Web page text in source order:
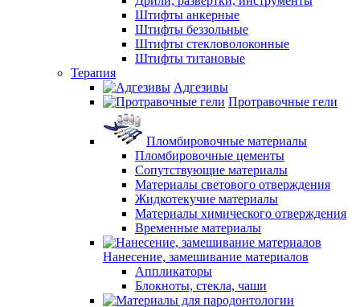
Штифты анкерные
Штифты беззольные
Штифты стекловолоконные
Штифты титановые
Терапия
Адгезивы
Протравочные гели
Пломбировочные материалы
Пломбировочные цементы
Сопутствующие материалы
Материалы светового отверждения
Жидкотекучие материалы
Материалы химического отверждения
Временные материалы
Нанесение, замешивание материалов
Аппликаторы
Блокноты, стекла, чаши